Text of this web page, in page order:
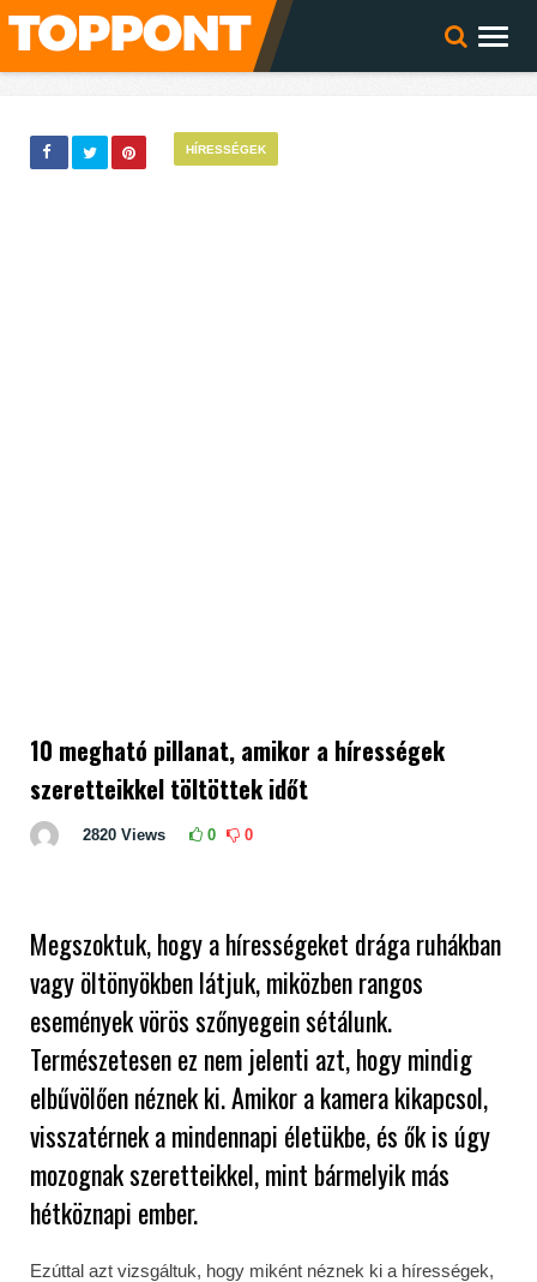
HÍRESSÉGEK
10 megható pillanat, amikor a hírességek
szeretteikkel töltöttek időt
2820 Views 0 0
Megszoktuk, hogy a hírességeket drága ruhákban
vagy öltönyökben látjuk, miközben rangos
események vörös szőnyegein sétálunk.
Természetesen ez nem jelenti azt, hogy mindig
elbűvölően néznek ki. Amikor a kamera kikapcsol,
visszatérnek a mindennapi életükbe, és ők is úgy
mozognak szeretteikkel, mint bármelyik más
hétköznapi ember.
Ezúttal azt vizsgáltuk, hogy miként néznek ki a hírességek,